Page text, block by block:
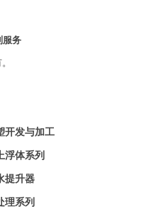
服务
开发与加工
浮体系列
提升器
理系列